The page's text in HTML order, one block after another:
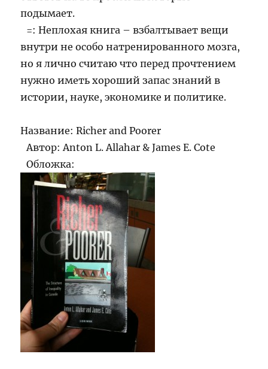
подымает.
=: Неплохая книга – взбалтывает вещи
внутри не особо натренированного мозга,
но я лично считаю что перед прочтением
нужно иметь хороший запас знаний в
истории, науке, экономике и политике.
Название: Richer and Poorer
Автор: Anton L. Allahar & James E. Cote
Обложка: